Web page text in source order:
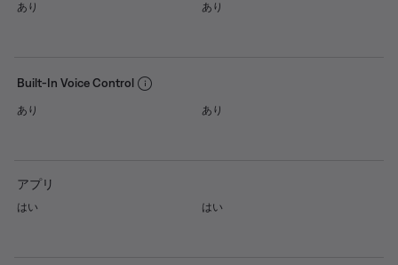
あり
Built-In Voice Control
あり
アプリ
はい
あり
あり
はい